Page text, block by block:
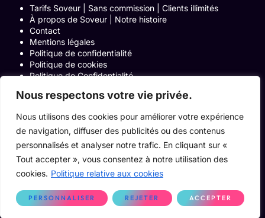
Nous respectons votre vie privée.
Nous utilisons des cookies pour améliorer votre expérience
de navigation, diffuser des publicités ou des contenus
personnalisés et analyser notre trafic. En cliquant sur «
Tout accepter », vous consentez à notre utilisation des
cookies. Politique relative aux cookies
PERSONNALISER REJETER ACCEPTER
Tarifs Soveur | Sans commission | Clients illimités
À propos de Soveur | Notre histoire
Contact
Mentions légales
Politique de confidentialité
Politique de cookies
Politique de Confidentialité
Blog
Programme Affiliation
Conditions générales d’utilisation
ACCUEIL
Onglets Zone Affilié
Le Blog
Devenir pro